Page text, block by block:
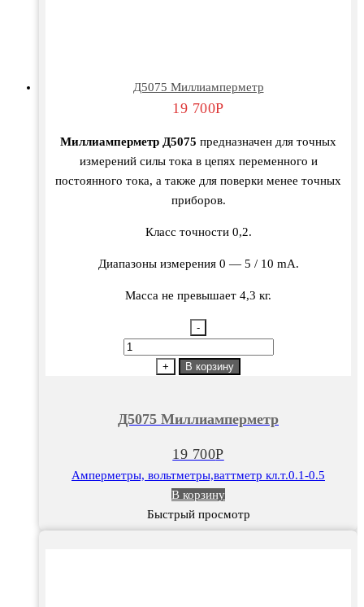
Д5075 Миллиамперметр
19 700Р
Миллиамперметр Д5075 предназначен для точных
измерений силы тока в цепях переменного и
постоянного тока, а также для поверки менее точных
приборов.
Класс точности 0,2.
Диапазоны измерения 0 — 5 / 10 mА.
Масса не превышает 4,3 кг.
-
Количество
+ В корзину
Д5075 Миллиамперметр
19 700Р
Амперметры, вольтметры,ваттметр кл.т.0.1-0.5
В корзину
Быстрый просмотр